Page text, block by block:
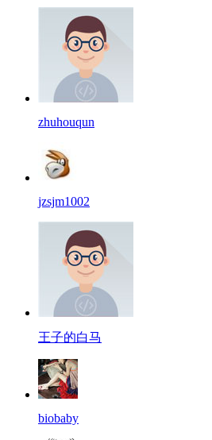
zhuhouqun
jzsjm1002
王子的白马
biobaby